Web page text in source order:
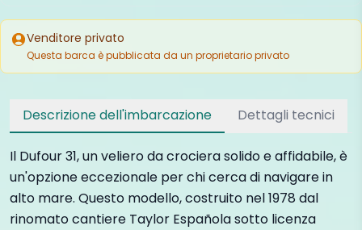
Venditore privato
Questa barca è pubblicata da un proprietario privato
Descrizione dell'imbarcazione Dettagli tecnici
Il Dufour 31, un veliero da crociera solido e affidabile, è
un'opzione eccezionale per chi cerca di navigare in
alto mare. Questo modello, costruito nel 1978 dal
rinomato cantiere Taylor Española sotto licenza